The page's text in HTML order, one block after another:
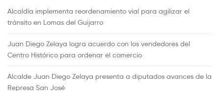
Alcaldía implementa reordenamiento vial para agilizar el
tránsito en Lomas del Guijarro
Juan Diego Zelaya logra acuerdo con los vendedores del
Centro Histórico para ordenar el comercio
Alcalde Juan Diego Zelaya presenta a diputados avances de la
Represa San José